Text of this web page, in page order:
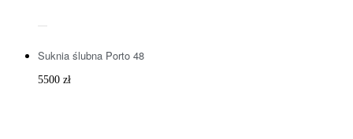
Suknia ślubna Porto 48
5500 zł